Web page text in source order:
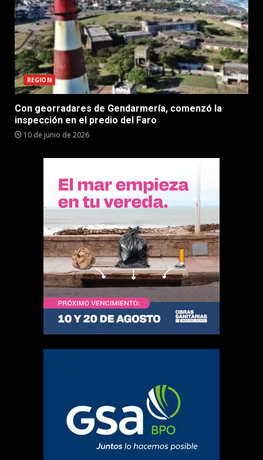
REGION
Con georradares de Gendarmería, comenzó la
inspección en el predio del Faro
10 de junio de 2026